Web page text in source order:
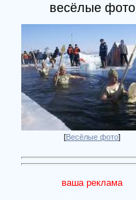
весёлые фото
[Весёлые фото]
ваша реклама